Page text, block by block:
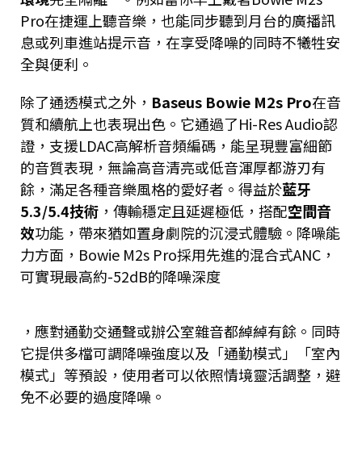
Pro在捷運上聽音樂，也能同步聽到月台的廣播訊
息或列車進站提示音，在享受降噪的同時不犧牲安
全與便利。
除了通透模式之外， Baseus Bowie M2s Pro在音
質和續航上也表現出色。它通過了Hi-Res Audio認
證，支援LDAC高解析音頻編碼，能呈現豐富細節
的音質表現，無論高音清亮或低音渾厚都游刃有
餘，滿足各種音樂風格的愛好者。得益於藍牙
5.3/5.4技術 ，傳輸穩定且延遲極低，搭配空間音
效功能，帶來猶如置身劇院的沉浸式體驗。降噪能
力方面，Bowie M2s Pro採用先進的混合式ANC，
可實現最高約-52dB的降噪深度​
，應對通勤交通聲或辦公室雜音都綽綽有餘。同時
它提供多檔可調降噪強度以及「通勤模式」「室內
模式」等預設，使用者可以依照情境靈活調整，避
免不必要的過度降噪。